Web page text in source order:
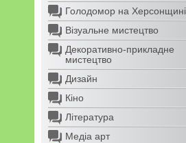
Голодомор на Херсонщині
Візуальне мистецтво
Декоративно-прикладне
мистецтво
Дизайн
Кіно
Література
Медіа арт